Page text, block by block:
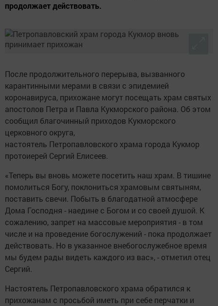
продолжает действовать.
После продолжительного перерыва, вызванного
карантинными мерами в связи с эпидемией
коронавируса, прихожане могут посещать храм святых
апостолов Петра и Павла Кукморского района. Об этом
сообщил благочинный приходов Кукморского
церковного округа,
настоятель Петропавловского храма города Кукмор
протоиерей Сергий Елисеев.
«Теперь вы вновь можете посетить наш храм. В тишине
помолиться Богу, поклониться храмовым святыням,
поставить свечи. Побыть в благодатной атмосфере
Дома Господня - наедине с Богом и со своей душой. К
сожалению, запрет на массовые мероприятия - в том
числе и на проведение богослужений - пока продолжает
действовать. Но в указанное внебогослужебное время
мы будем рады видеть каждого из вас», - отметил отец
Сергий.
Настоятель Петропавловского храма обратился к
прихожанам с просьбой иметь при себе перчатки и